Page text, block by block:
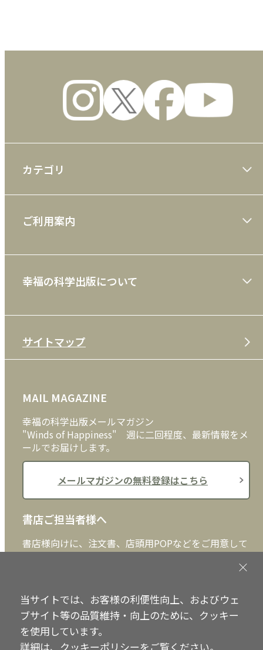
カテゴリ
雑誌
CD
DVD・ブルーレイ
外国語
ご利用案内
利用規約
特定商取引法
プライバシーポリシー
クッキーポリシー
幸福の科学出版について
メディア・ライブラリー
サイトマップ
MAIL MAGAZINE
幸福の科学出版メールマガジン
"Winds of Happiness" 週に二回程度、最新情報をメ
ールでお届けします。
メールマガジンの無料登録はこちら
書店ご担当者様へ
書店様向けに、注文書、店頭用POPなどをご用意して
おります。ぜひ、ダウンロードの上、ご活用くださ
書店ご担当者様へ
当サイトでは、お客様の利便性向上、およびウェ
ブサイト等の品質維持・向上のために、クッキー
を使用しています。
詳細は、 クッキーポリシーをご覧ください。